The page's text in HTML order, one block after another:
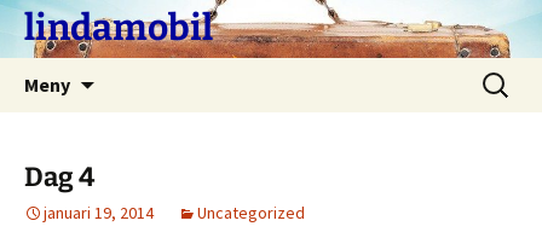
Hoppalindamobil
Meny
Sök
efter:
Dag 4
januari 19, 2014 Uncategorized